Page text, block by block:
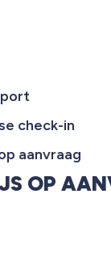
check-in
aanvraag
OP